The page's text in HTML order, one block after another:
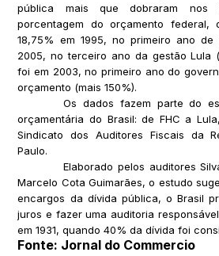
pública mais que dobraram nos
porcentagem do orçamento federal,
18,75% em 1995, no primeiro ano de
2005, no terceiro ano da gestão Lula
foi em 2003, no primeiro ano do
orçamento (mais 150%).
Os dados fazem parte do
orçamentária do Brasil: de FHC a
Sindicato dos Auditores Fiscais da
Paulo.
Elaborado pelos auditores
Marcelo Cota Guimarães, o estudo
encargos da dívida pública, o Brasil
juros e fazer uma auditoria
em 1931, quando 40% da dívida foi
Fonte: Jornal do Commercio